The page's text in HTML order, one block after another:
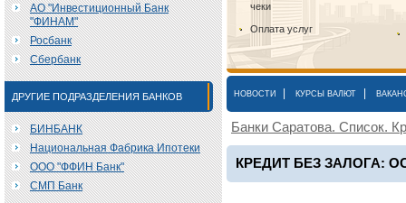
АО "Инвестиционный Банк
"ФИНАМ"
Росбанк
Сбербанк
ДРУГИЕ ПОДРАЗДЕЛЕНИЯ БАНКОВ
БИНБАНК
Национальная Фабрика Ипотеки
ООО "ФФИН Банк"
СМП Банк
чеки
Оплата услуг
НОВОСТИ КУРСЫ ВАЛЮТ
Банки Саратова. Список.
КРЕДИТ БЕЗ ЗАЛОГА: